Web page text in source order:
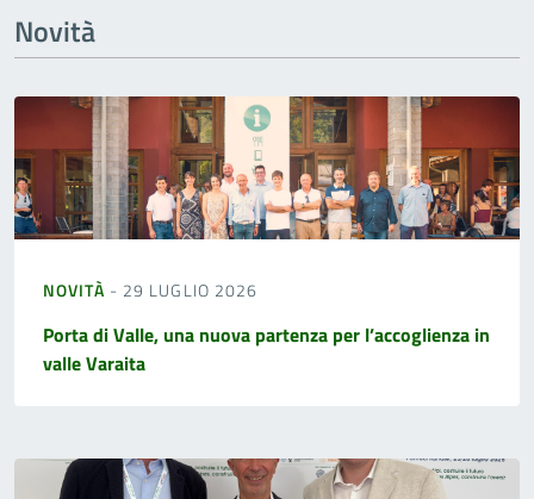
Novità
NOVITÀ - 29 LUGLIO 2026
Porta di Valle, una nuova partenza per l’accoglienza in
valle Varaita